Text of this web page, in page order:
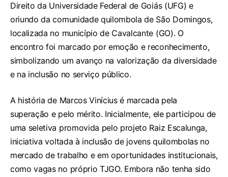
Direito da Universidade Federal de Goiás (UFG) e
oriundo da comunidade quilombola de São Domingos,
localizada no município de Cavalcante (GO). O
encontro foi marcado por emoção e reconhecimento,
simbolizando um avanço na valorização da diversidade
e na inclusão no serviço público.
A história de Marcos Vinícius é marcada pela
superação e pelo mérito. Inicialmente, ele participou de
uma seletiva promovida pelo projeto Raiz Escalunga,
iniciativa voltada à inclusão de jovens quilombolas no
mercado de trabalho e em oportunidades institucionais,
como vagas no próprio TJGO. Embora não tenha sido